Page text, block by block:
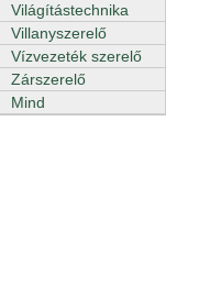
Világítástechnika
Villanyszerelő
Vízvezeték szerelő
Zárszerelő
Mind